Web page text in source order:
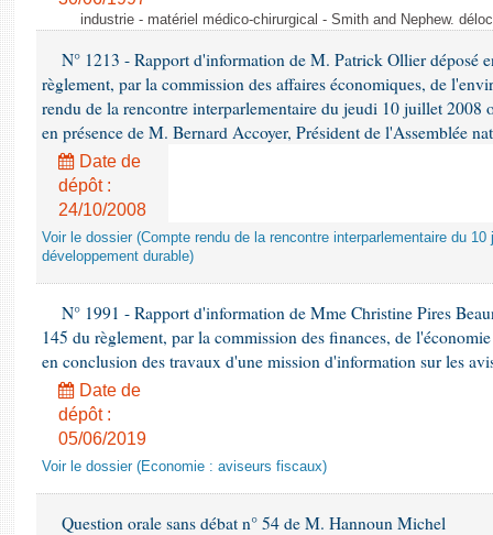
industrie - matériel médico-chirurgical - Smith and Nephew.
N° 1213 - Rapport d'information de M. Patrick Ollier déposé
règlement, par la commission des affaires économiques, de
rendu de la rencontre interparlementaire du jeudi 10 juillet 2008
en présence de M. Bernard Accoyer, Président de l'Assemblée
Date de
dépôt :
24/10/2008
Voir le dossier (Compte rendu de la rencontre interparlementaire du
développement durable)
N° 1991 - Rapport d'information de Mme Christine Pires
145 du règlement, par la commission des finances, de
en conclusion des travaux d'une mission d'information sur les
Date de
dépôt :
05/06/2019
Voir le dossier (Economie : aviseurs fiscaux)
Question orale sans débat n° 54 de M. Hannoun Michel